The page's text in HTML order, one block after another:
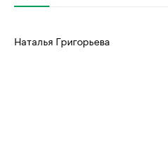
Наталья Григорьева